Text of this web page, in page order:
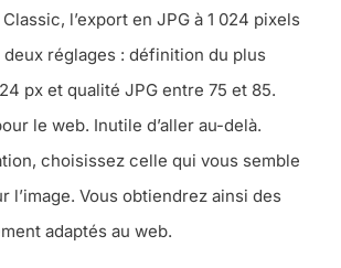
l’export en JPG à 1 024 pixels
réglages : définition du plus
px et qualité JPG entre 75 et 85.
le web. Inutile d’aller au-delà.
choisissez celle qui vous semble
l’image. Vous obtiendrez ainsi des
adaptés au web.